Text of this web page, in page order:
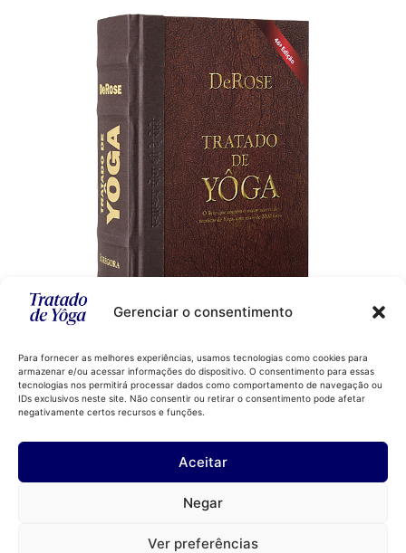
Gerenciar o consentimento
Para fornecer as melhores experiências, usamos tecnologias como cookies para
armazenar e/ou acessar informações do dispositivo. O consentimento para essas
tecnologias nos permitirá processar dados como comportamento de navegação ou
IDs exclusivos neste site. Não consentir ou retirar o consentimento pode afetar
negativamente certos recursos e funções.
Aceitar
Negar
Ver preferências
Comprar
Instagram
LinkedIn
YouTube